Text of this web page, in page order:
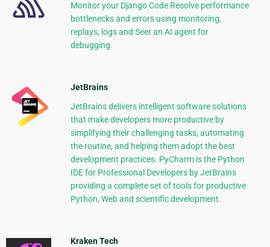
Monitor your Django Code Resolve performance
bottlenecks and errors using monitoring,
replays, logs and Seer an AI agent for
debugging.
JetBrains
JetBrains delivers intelligent software solutions
that make developers more productive by
simplifying their challenging tasks, automating
the routine, and helping them adopt the best
development practices. PyCharm is the Python
IDE for Professional Developers by JetBrains
providing a complete set of tools for productive
Python, Web and scientific development.
Kraken Tech